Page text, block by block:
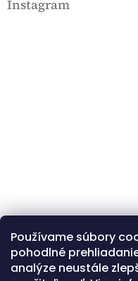
Používame súbory
pohodlné
analýze neustále
Instagram
Kövessen minket